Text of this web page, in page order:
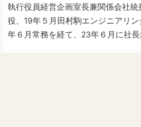
執行役員経営企画室長兼関係会社
役、19年５月田村駒エンジニアリ
年６月常務を経て、23年６月に社